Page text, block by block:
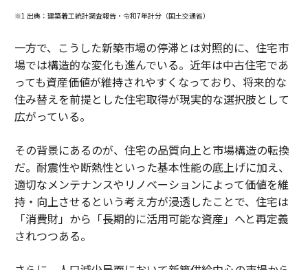
※1 出典：建築着工統計調査報告・令和7年計分（国土交通省）
一方で、こうした新築市場の停滞とは対照的に、住宅市
場では構造的な変化も進んでいる。近年は中古住宅であ
っても資産価値が維持されやすくなっており、将来的な
住み替えを前提とした住宅取得が現実的な選択肢として
広がっている。
その背景にあるのが、住宅の品質向上と市場構造の転換
だ。耐震性や断熱性といった基本性能の底上げに加え、
適切なメンテナンスやリノベーションによって価値を維
持・向上させるという考え方が浸透したことで、住宅は
「消費財」から「長期的に活用可能な資産」へと再定義
されつつある。